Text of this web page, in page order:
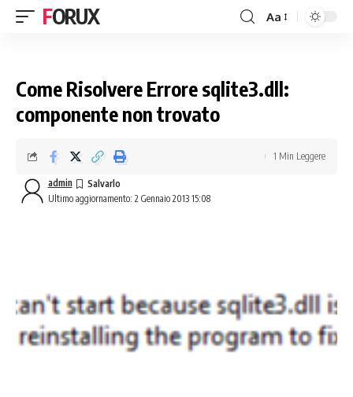
FORUX Aa
Come Risolvere Errore sqlite3.dll:
componente non trovato
Ultimo aggiornamento: 2 Gennaio 2013 15:08
admin
1 Min Leggere